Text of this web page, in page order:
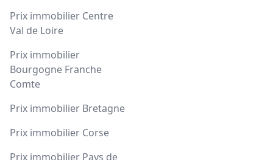
Prix immobilier Centre
Val de Loire
Prix immobilier
Bourgogne Franche
Comte
Prix immobilier Bretagne
Prix immobilier Corse
Prix immobilier Pays de